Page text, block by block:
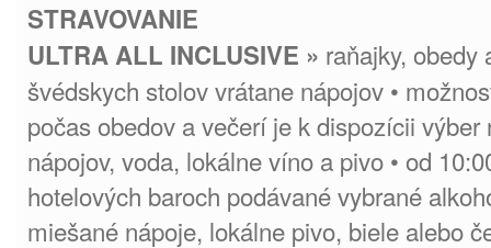
STRAVOVANIE
ULTRA ALL INCLUSIVE » raňajky, obedy
švédskych stolov vrátane nápojov •
počas obedov a večerí je k dispozícii
nápojov, voda, lokálne víno a pivo • od
hotelových baroch podávané vybrané
miešané nápoje, lokálne pivo, biele alebo